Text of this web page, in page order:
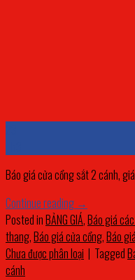
Báo giá cửa cổng sắt 2 cánh,
Continue reading →
Posted inBẢNG GIÁ,Báo giá
thang,Báo giá cửa cổng,Báo
Chưa được phân loại | Tagged
cánh